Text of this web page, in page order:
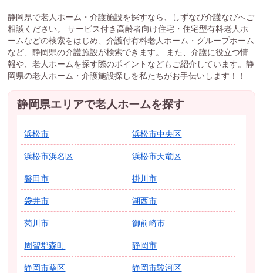
静岡県で老人ホーム・介護施設を探すなら、しずなび介護なびへご
相談ください。 サービス付き高齢者向け住宅・住宅型有料老人ホ
ームなどの検索をはじめ、介護付有料老人ホーム・グループホーム
など、静岡県の介護施設が検索できます。 また、介護に役立つ情
報や、老人ホームを探す際のポイントなどもご紹介しています。静
岡県の老人ホーム・介護施設探しを私たちがお手伝いします！！
静岡県エリアで老人ホームを探す
浜松市 浜松市中央区
浜松市浜名区 浜松市天竜区
磐田市 掛川市
袋井市 湖西市
菊川市 御前崎市
周智郡森町 静岡市
静岡市葵区 静岡市駿河区